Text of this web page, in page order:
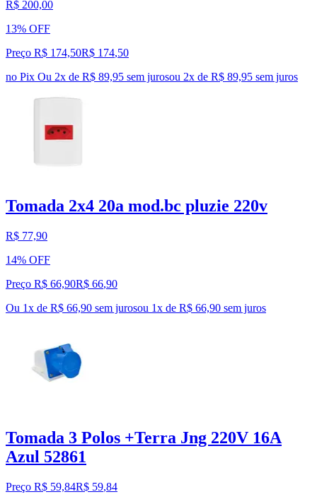
R$ 200,00
13% OFF
Preço R$ 174,50R$ 174,50
no Pix Ou 2x de R$ 89,95 sem jurosou 2x de R$ 89,95 sem juros
Tomada 2x4 20a mod.bc pluzie 220v
R$ 77,90
14% OFF
Preço R$ 66,90R$ 66,90
Ou 1x de R$ 66,90 sem jurosou 1x de R$ 66,90 sem juros
Tomada 3 Polos +Terra Jng 220V 16A
Azul 52861
Preço R$ 59,84R$ 59,84